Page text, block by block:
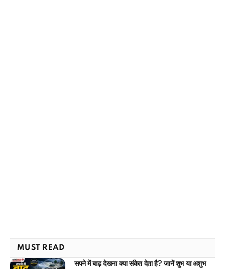
MUST READ
सपने में बाढ़ देखना क्या संकेत देता है? जानें शुभ या अशुभ